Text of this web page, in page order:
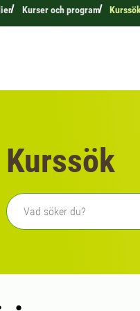
Kurser och program
Kurssök
Fritext sökning